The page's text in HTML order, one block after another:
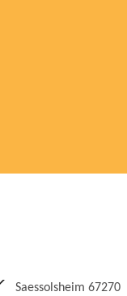
Saessolsheim 67270